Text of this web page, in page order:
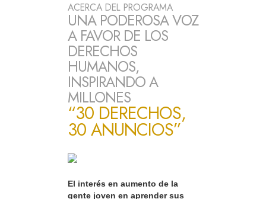
ACERCA DEL PROGRAMA
UNA PODEROSA VOZ
A FAVOR DE LOS
DERECHOS
HUMANOS,
INSPIRANDO A
MILLONES
“30 DERECHOS,
30 ANUNCIOS”
El interés en aumento de la
gente joven en aprender sus